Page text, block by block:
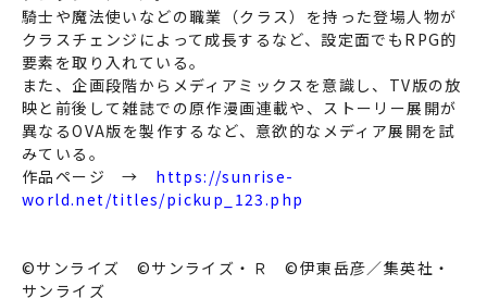
騎士や魔法使いなどの職業（クラス）を持った登場人物が
クラスチェンジによって成長するなど、設定面でもRPG的
要素を取り入れている。
また、企画段階からメディアミックスを意識し、TV版の放
映と前後して雑誌での原作漫画連載や、ストーリー展開が
異なるOVA版を製作するなど、意欲的なメディア展開を試
みている。
作品ページ → https://sunrise-
world.net/titles/pickup_123.php
©サンライズ ©サンライズ・Ｒ ©伊東岳彦／集英社・
サンライズ